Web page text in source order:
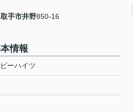
取手市井野850-16
情報
ーハイツ